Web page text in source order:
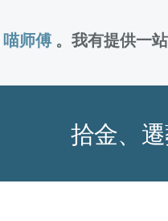
喵师傅。我有提供一
拾金、